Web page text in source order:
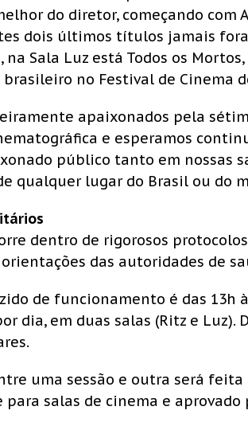
do diretor, começando com
dois últimos títulos jamais
na Sala Luz está Todos os
no Festival de Cinema
apaixonados pela
e esperamos
público tanto em nossas
qualquer lugar do Brasil ou do
dentro de rigorosos
orientações das autoridades de
de funcionamento é das 13h
dia, em duas salas (Ritz e Luz).
uma sessão e outra será
salas de cinema e aprovado